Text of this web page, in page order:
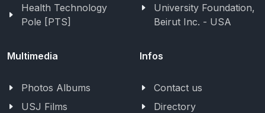
Health Technology
Pole [PTS]
University Foundation,
Beirut Inc. - USA
Multimedia
Photos Albums
USJ Films
Infos
Contact us
Directory